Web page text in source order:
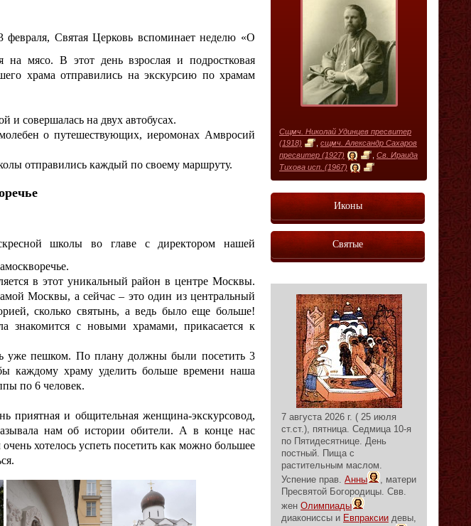
февраля, Святая Церковь вспоминает неделю «О
на мясо. В этот день взрослая и подростковая
храма отправились на экскурсию по храмам
и совершалась на двух автобусах.
о путешествующих, иеромонах Амвросий
отправились каждый по своему маршруту.
школы во главе с директором нашей
в этот уникальный район в центре Москвы.
Москвы, а сейчас – это один из центральный
сколько святынь, а ведь было еще больше!
знакомится с новыми храмами, прикасается к
уже пешком. По плану должны были посетить 3
каждому храму уделить больше времени наша
по 6 человек.
приятная и общительная женщина-экскурсовод,
нам об истории обители. А в конце нас
хотелось успеть посетить как можно большее
Сщмч. Николай Удинцев пресвитер
(1918)
сщмч. Александр Сахаров
пресвитер (1927)
Св. Ираида
Тихова исп. (1967)
Иконы
Святые
7 августа 2026 г. ( 25 июля
ст.ст.), пятница. Седмица 10-я
по Пятидесятнице. День
постный. Пища с
растительным маслом.
Успение прав. Анны
, матери
Пресвятой Богородицы. Свв.
жен Олимпиады
диакониссы и Евпраксии девы,